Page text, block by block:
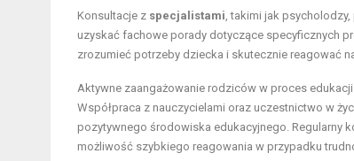
Konsultacje z specjalistami , takimi jak
uzyskać fachowe porady dotyczące specyficznych
zrozumieć potrzeby dziecka i skutecznie reagować
Aktywne zaangażowanie rodziców w proces
Współpraca z nauczycielami oraz uczestnictwo w
pozytywnego środowiska edukacyjnego. Regularny
możliwość szybkiego reagowania w przypadku